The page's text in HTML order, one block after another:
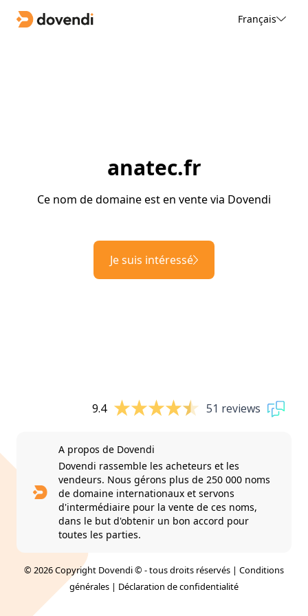
Français
anatec.fr
Ce nom de domaine est en vente via Dovendi
Je suis intéressé
9.4 51 reviews
A propos de Dovendi
Dovendi rassemble les acheteurs et les
vendeurs. Nous gérons plus de 250 000 noms
de domaine internationaux et servons
d'intermédiaire pour la vente de ces noms,
dans le but d'obtenir un bon accord pour
toutes les parties.
© 2026 Copyright Dovendi © - tous droits réservés | Conditions
générales | Déclaration de confidentialité